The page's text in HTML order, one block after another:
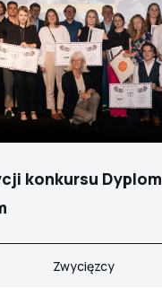
konkursu Dyplom
Zwycięzcy